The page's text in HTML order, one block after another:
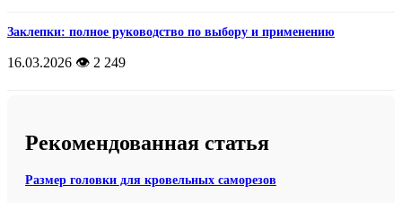
Заклепки: полное руководство по выбору и применению
16.03.2026 👁️ 2 249
Рекомендованная статья
Размер головки для кровельных саморезов